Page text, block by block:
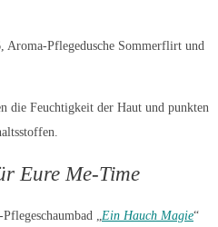
die Feuchtigkeit der Haut und punkten
Eure Me-Time
„Ein Hauch Magie“